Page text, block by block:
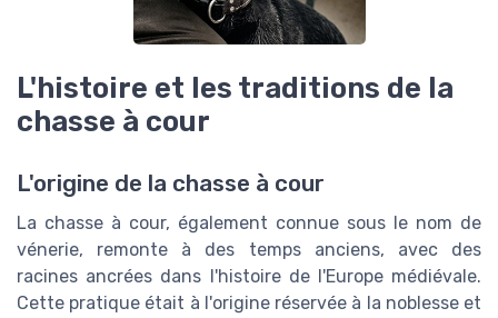
L'histoire et les traditions de la
chasse à cour
L'origine de la chasse à cour
La chasse à cour, également connue sous le nom de
vénerie, remonte à des temps anciens, avec des
racines ancrées dans l'histoire de l'Europe médiévale.
Cette pratique était à l'origine réservée à la noblesse et